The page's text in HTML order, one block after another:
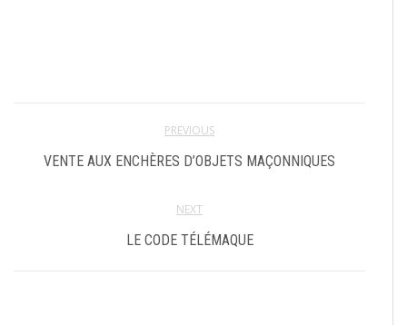
PREVIOUS
VENTE AUX ENCHÈRES D’OBJETS MAÇONNIQUES
NEXT
LE CODE TÉLÉMAQUE